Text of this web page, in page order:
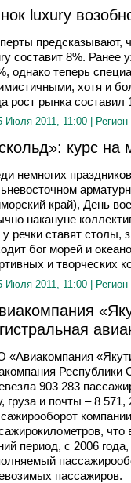
luxury
предсказывают,
составит 8%. Ранее
однако теперь
хотя и
рост рынка составил
Июля 2011, 11:00 |
курс на
немногих
край), День
накануне
речки ставят столы,
бог морей и
и творческих
Июля 2011, 11:00 | Регион
Республики
903 283
груза и почты – 8
период, с 2006
пассажиров.